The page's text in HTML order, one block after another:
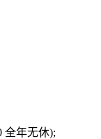
全年无休);